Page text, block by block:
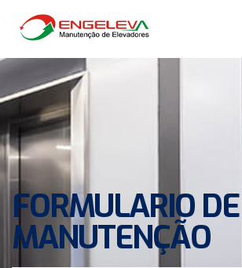
FORMULARIO DE
MANUTENÇÃO